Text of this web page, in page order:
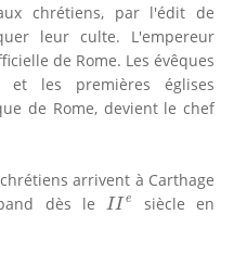
chrétiens, par l'édit de
leur culte. L'empereur
de Rome. Les évêques
et les premières églises
de Rome, devient le chef
arrivent à Carthage
dès le II e
IIe
siècle en